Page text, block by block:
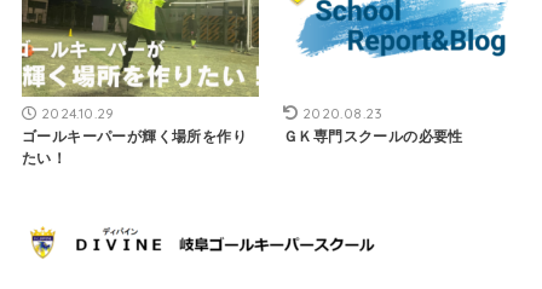
2024.10.29
ゴールキーパーが輝く場所を作り
たい！
2020.08.23
ＧＫ専門スクールの必要性